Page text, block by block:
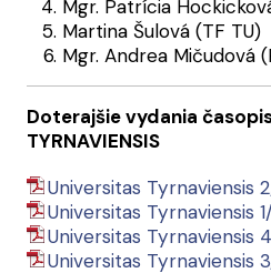
Mgr. Patrícia
Martina Šulová (TF TU)
Mgr. Andrea Mičudová
Doterajšie vydania
TYRNAVIENSIS
Universitas Tyrnaviensis
Universitas Tyrnaviensis
Universitas Tyrnaviensis
Universitas Tyrnaviensis